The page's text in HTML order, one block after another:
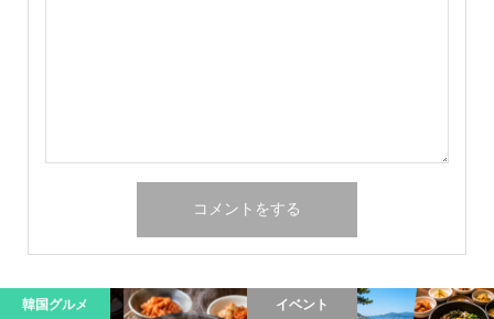
韓国グルメ イベント